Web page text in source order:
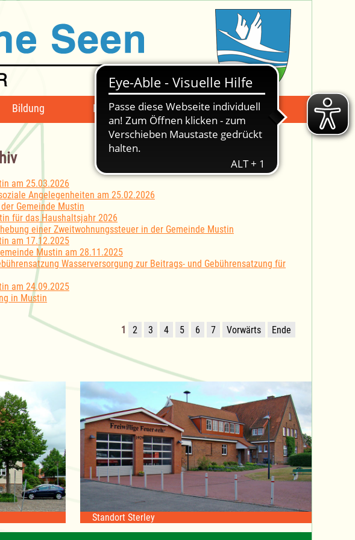
Bildung Mängelmeldung Suche -
am 25.03.2026
Angelegenheiten am 25.02.2026
Gemeinde Mustin
für das Haushaltsjahr 2026
einer Zweitwohnungssteuer in der Gemeinde Mustin
am 17.12.2025
Mustin am 28.11.2025
Wasserversorgung zur Beitrags- und Gebührensatzung für
am 24.09.2025
in Mustin
1 2 3 4 5 6 7 Vorwärts Ende
Standort Sterley